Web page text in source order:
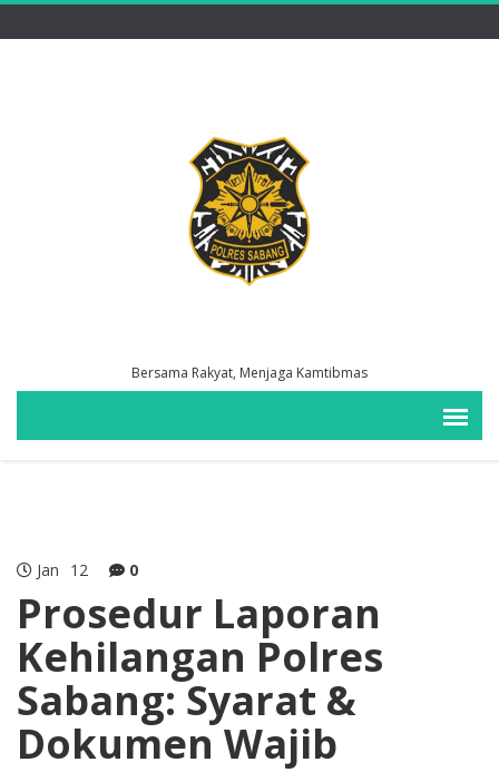
Bersama Rakyat, Menjaga Kamtibmas
Jan 12 0
Prosedur Laporan
Kehilangan Polres
Sabang: Syarat &
Dokumen Wajib